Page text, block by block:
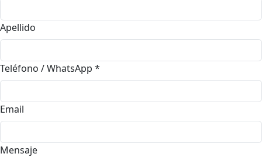
Apellido
Teléfono / WhatsApp *
Email
Mensaje